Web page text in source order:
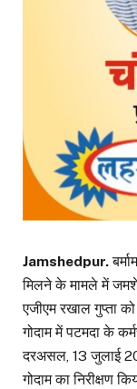
Jamshedpur.
मिलने के मामले में
एजीएम रखाल गुप्ता
गोदाम में पटमदा के
दरअसल, 13 जुलाई
गोदाम का निरीक्षण